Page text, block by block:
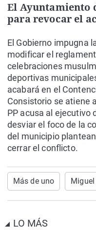
El Ayuntamiento
para revocar el
El Gobierno impugna
modificar el
celebraciones
deportivas
acabará en el
Consistorio se atiene
PP acusa al ejecutivo
desviar el foco de la
del municipio
cerrar el conflicto.
Más de uno Miguel
LO MÁS